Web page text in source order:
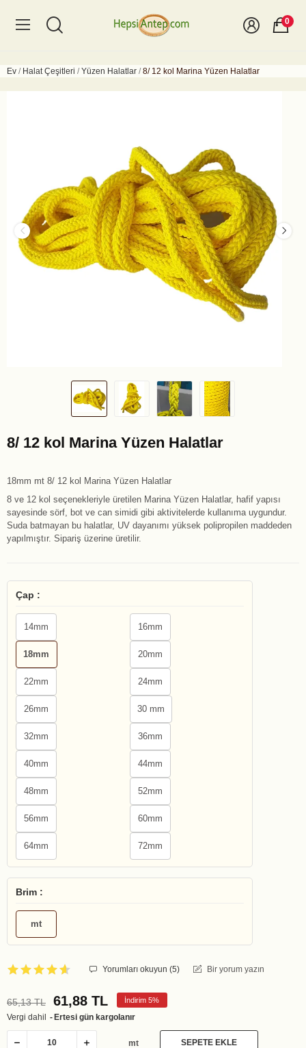
0
Ev Halat Çeşitleri Yüzen Halatlar 8/ 12 kol Marina Yüzen Halatlar
8/ 12 kol Marina Yüzen Halatlar
18mm mt 8/ 12 kol Marina Yüzen Halatlar
8 ve 12 kol seçenekleriyle üretilen Marina Yüzen Halatlar, hafif yapısı
sayesinde sörf, bot ve can simidi gibi aktivitelerde kullanıma uygundur.
Suda batmayan bu halatlar, UV dayanımı yüksek polipropilen maddeden
yapılmıştır. Sipariş üzerine üretilir.
Çap :
14mm 16mm
18mm 20mm
22mm 24mm
26mm 30 mm
32mm 36mm
40mm 44mm
48mm 52mm
56mm 60mm
64mm 72mm
Brim :
mt
Yorumları okuyun (5) Bir yorum yazın
65,13 TL 61,88 TL İndirim 5%
Vergi dahil Ertesi gün kargolanır
mt SEPETE EKLE